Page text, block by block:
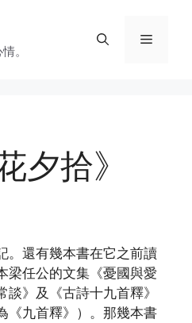
。
菜
夕拾》
。還有幾本書在它之前讀
梁任公的文集《憂國與愛
》及《古詩十九首釋》
《九首釋》）。那幾本書